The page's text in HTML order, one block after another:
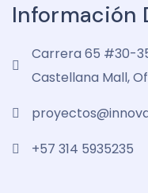
Información
Carrera 65 #30-
Castellana Mall,
+57 314 5935235‬